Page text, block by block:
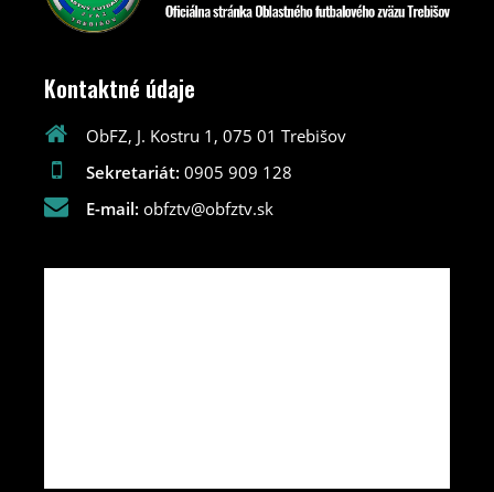
Kontaktné údaje
ObFZ, J. Kostru 1, 075 01 Trebišov
Sekretariát: 0905 909 128
E-mail: obfztv@obfztv.sk